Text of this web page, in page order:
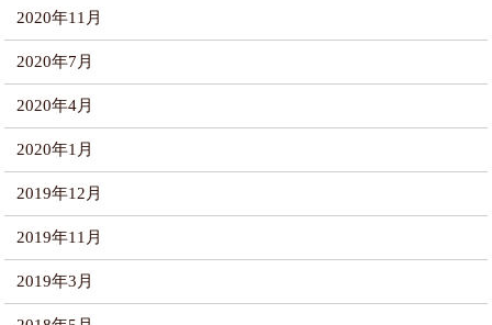
2020年11月
2020年7月
2020年4月
2020年1月
2019年12月
2019年11月
2019年3月